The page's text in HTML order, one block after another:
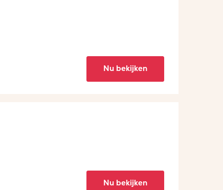
Nu bekijken
Nu bekijken